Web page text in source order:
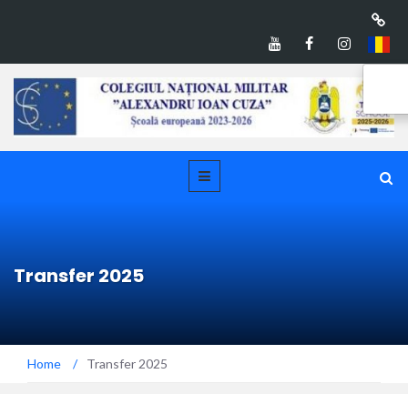
Transfer 2025
Home / Transfer 2025